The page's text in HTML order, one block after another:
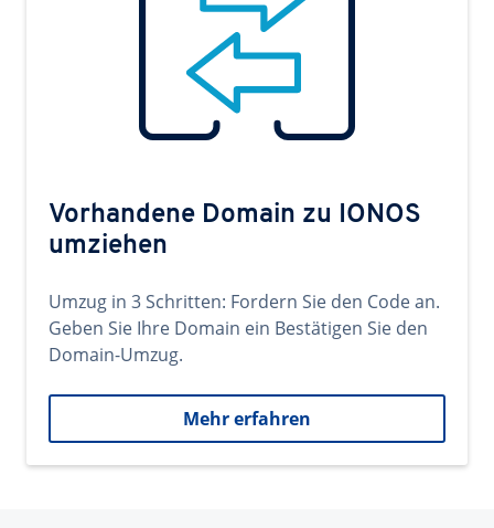
Vorhandene Domain zu IONOS
umziehen
Umzug in 3 Schritten: Fordern Sie den Code an.
Geben Sie Ihre Domain ein Bestätigen Sie den
Domain-Umzug.
Mehr erfahren